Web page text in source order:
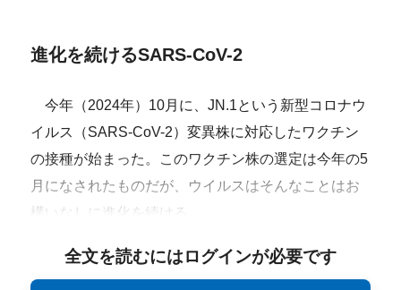
進化を続けるSARS-CoV-2
今年（2024年）10月に、JN.1という新型コロナウ
イルス（SARS-CoV-2）変異株に対応したワクチン
の接種が始まった。このワクチン株の選定は今年の5
月になされたものだが、ウイルスはそんなことはお
構いなしに進化を続ける。
全文を読むにはログインが必要です